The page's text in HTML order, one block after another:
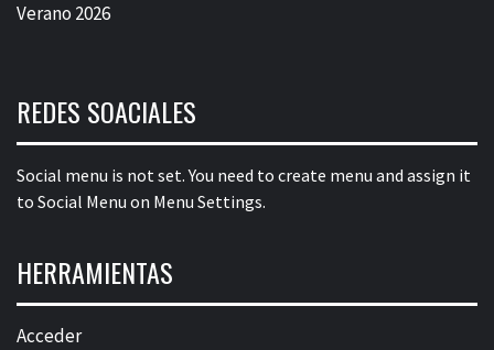
Verano 2026
REDES SOACIALES
Social menu is not set. You need to create menu and assign it
to Social Menu on Menu Settings.
HERRAMIENTAS
Acceder